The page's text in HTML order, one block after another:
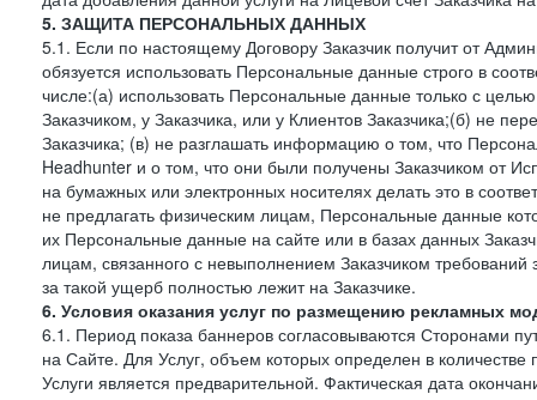
5. ЗАЩИТА ПЕРСОНАЛЬНЫХ ДАННЫХ
5.1. Если по настоящему Договору Заказчик получит от
обязуется использовать Персональные данные строго в
числе:(а) использовать Персональные данные только с
Заказчиком, у Заказчика, или у Клиентов Заказчика;(б) не
Заказчика; (в) не разглашать информацию о том, что
Headhunter и о том, что они были получены Заказчиком от
на бумажных или электронных носителях делать это в
не предлагать физическим лицам, Персональные данные
их Персональные данные на сайте или в базах данных
лицам, связанного с невыполнением Заказчиком
за такой ущерб полностью лежит на Заказчике.
6. Условия оказания услуг по размещению рекламных
6.1. Период показа баннеров согласовываются Сторонами
на Сайте. Для Услуг, объем которых определен в количестве
Услуги является предварительной. Фактическая дата